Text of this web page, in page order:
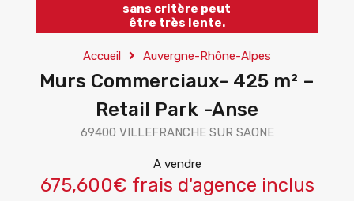
sans critère peut
être très lente.
Accueil Auvergne-Rhône-Alpes
Murs Commerciaux- 425 m² –
Retail Park -Anse
69400 VILLEFRANCHE SUR SAONE
A vendre
675,600€ frais d'agence inclus